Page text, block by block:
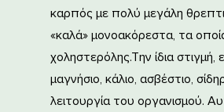
καρπός με πολύ μεγάλη
«καλά» μονοακόρεστα, τα
χοληστερόλης.Την ίδια στιγμή,
μαγνήσιο, κάλιο, ασβέστιο,
λειτουργία του οργανισμού.